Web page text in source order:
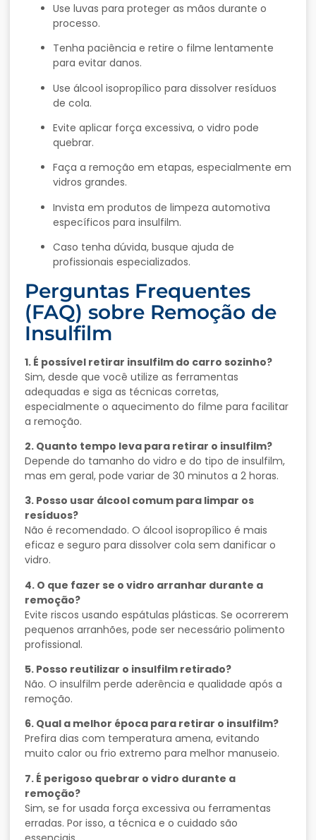
Use luvas para proteger as mãos durante o
processo.
Tenha paciência e retire o filme lentamente
para evitar danos.
Use álcool isopropílico para dissolver resíduos
de cola.
Evite aplicar força excessiva, o vidro pode
quebrar.
Faça a remoção em etapas, especialmente em
vidros grandes.
Invista em produtos de limpeza automotiva
específicos para insulfilm.
Caso tenha dúvida, busque ajuda de
profissionais especializados.
Perguntas Frequentes
(FAQ) sobre Remoção de
Insulfilm
1. É possível retirar insulfilm do carro sozinho?
Sim, desde que você utilize as ferramentas
adequadas e siga as técnicas corretas,
especialmente o aquecimento do filme para facilitar
a remoção.
2. Quanto tempo leva para retirar o insulfilm?
Depende do tamanho do vidro e do tipo de insulfilm,
mas em geral, pode variar de 30 minutos a 2 horas.
3. Posso usar álcool comum para limpar os
resíduos?
Não é recomendado. O álcool isopropílico é mais
eficaz e seguro para dissolver cola sem danificar o
vidro.
4. O que fazer se o vidro arranhar durante a
remoção?
Evite riscos usando espátulas plásticas. Se ocorrerem
pequenos arranhões, pode ser necessário polimento
profissional.
5. Posso reutilizar o insulfilm retirado?
Não. O insulfilm perde aderência e qualidade após a
remoção.
6. Qual a melhor época para retirar o insulfilm?
Prefira dias com temperatura amena, evitando
muito calor ou frio extremo para melhor manuseio.
7. É perigoso quebrar o vidro durante a
remoção?
Sim, se for usada força excessiva ou ferramentas
erradas. Por isso, a técnica e o cuidado são